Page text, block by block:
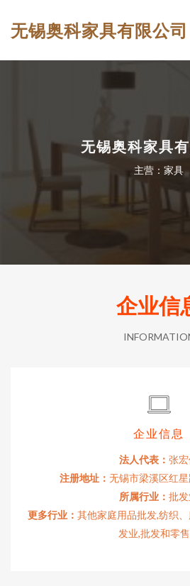
无锡奥科家具有限公司
无锡奥科家具
主营：家具
企业信
企业信息
法人代表： 张
注册地址： 无锡市梁溪区红
所属行业： 批
更多行业： 其他家庭用品批发,纺织
发业,批发和零